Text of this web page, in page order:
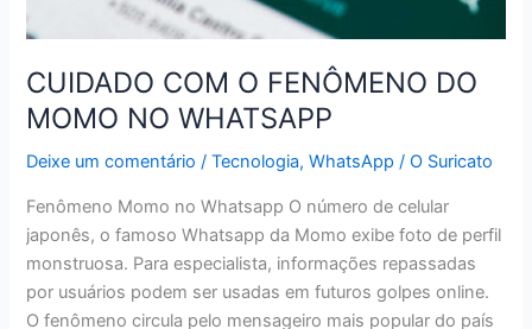
CUIDADO COM O FENÔMENO DO
MOMO NO WHATSAPP
Deixe um comentário /Tecnologia,WhatsApp /O Suricato
Fenômeno Momo no Whatsapp O número de celular
japonês, o famoso Whatsapp da Momo exibe foto de perfil
monstruosa. Para especialista, informações repassadas
por usuários podem ser usadas em futuros golpes online.
O fenômeno circula pelo mensageiro mais popular do país